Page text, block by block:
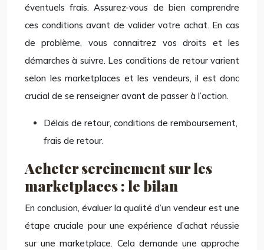
éventuels frais. Assurez-vous de bien comprendre
ces conditions avant de valider votre achat. En cas
de problème, vous connaitrez vos droits et les
démarches à suivre. Les conditions de retour varient
selon les marketplaces et les vendeurs, il est donc
crucial de se renseigner avant de passer à l’action.
Délais de retour, conditions de remboursement,
frais de retour.
Acheter sereinement sur les
marketplaces : le bilan
En conclusion, évaluer la qualité d’un vendeur est une
étape cruciale pour une expérience d’achat réussie
sur une marketplace. Cela demande une approche